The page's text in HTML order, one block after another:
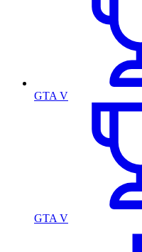
GTA V
GTA V